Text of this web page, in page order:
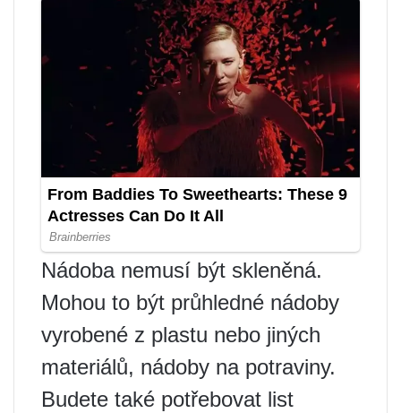
Nádoba nemusí být skleněná.
Mohou to být průhledné nádoby
vyrobené z plastu nebo jiných
materiálů, nádoby na potraviny.
Budete také potřebovat list